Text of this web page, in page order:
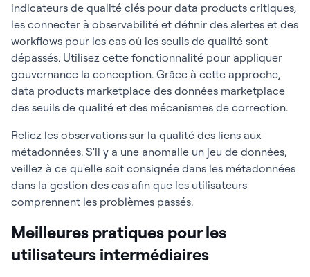
indicateurs de qualité clés pour data products critiques,
les connecter à observabilité et définir des alertes et des
workflows pour les cas où les seuils de qualité sont
dépassés. Utilisez cette fonctionnalité pour appliquer
gouvernance la conception. Grâce à cette approche,
data products marketplace des données marketplace
des seuils de qualité et des mécanismes de correction.
Reliez les observations sur la qualité des liens aux
métadonnées. S'il y a une anomalie un jeu de données,
veillez à ce qu'elle soit consignée dans les métadonnées
dans la gestion des cas afin que les utilisateurs
comprennent les problèmes passés.
Meilleures pratiques pour les
utilisateurs intermédiaires